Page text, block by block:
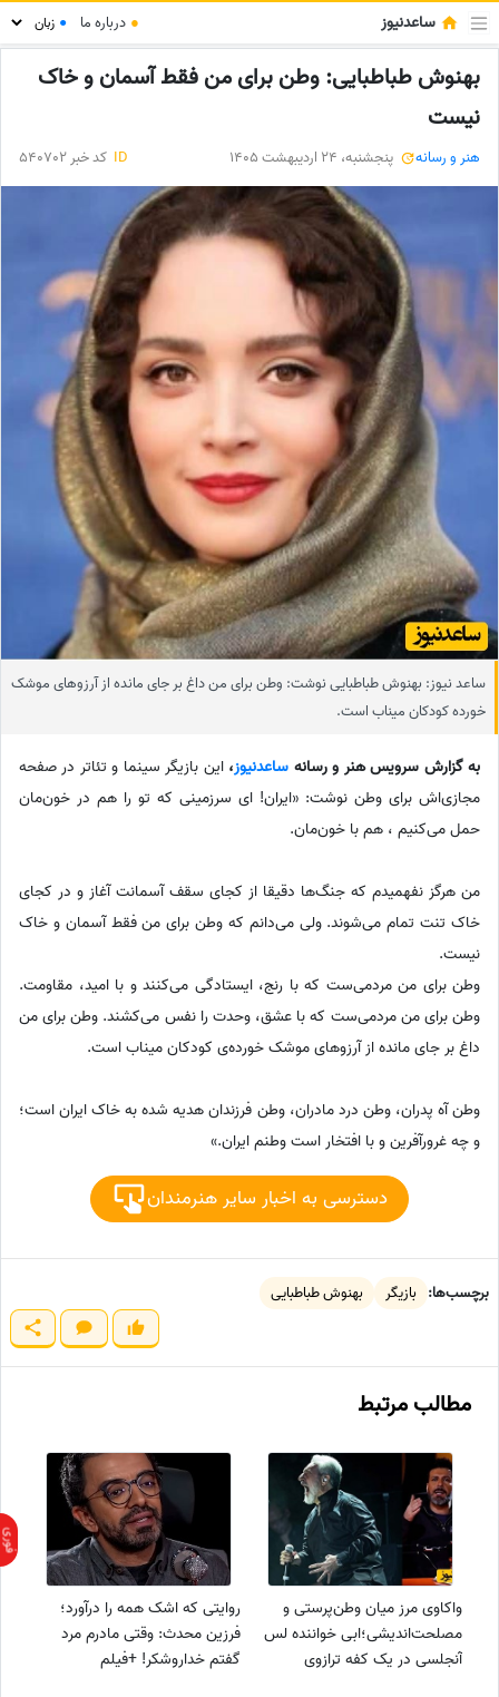
ساعدنیوز ● درباره ما ●
بهنوش طباطبایی: وطن برای من فقط آسمان و خاک
نیست
هنر و رسانه پنجشنبه، 24 اردیبهشت 1405 ID کد خبر 540702
ساعد نیوز: بهنوش طباطبایی نوشت: وطن برای من داغ بر جای مانده از آرزوهای موشک
خورده کودکان میناب است.
به گزارش سرویس هنر و رسانه ساعدنیوز،این بازیگر سینما و تئاتر در صفحه
مجازی‌اش برای وطن نوشت: «ایران!‌ ای سرزمینی که تو را هم در خون‌مان
حمل می‌کنیم ، هم با خون‌مان.
من هرگز نفهمیدم که جنگ‌ها دقیقا از کجای سقف آسمانت آغاز و در کجای
خاک تنت تمام می‌شوند. ولی می‌دانم که وطن برای من فقط آسمان و خاک
نیست.
وطن برای من مردمی‌ست که با رنج، ایستادگی می‌کنند و با امید، مقاومت.
وطن برای من مردمی‌ست که با عشق، وحدت را نفس می‌کشند. وطن برای من
داغ بر جای مانده از آرزوهای موشک خورده‌ی کودکان میناب است.
وطن آه پدران، وطن درد مادران، وطن فرزندان هدیه شده به خاک ایران است؛
و چه غرورآفرین و با افتخار است وطنم ایران.»
دسترسی به اخبار سایر هنرمندان
برچسب‌ها: بازیگر بهنوش طباطبایی
مطالب مرتبط
واکاوی مرز میان وطن‌پرستی و
مصلحت‌اندیشی؛ابی خواننده لس
آنجلسی در یک کفه ترازوی
روایتی که اشک همه را درآورد؛
فرزین محدث: وقتی مادرم مرد
گفتم خداروشکر! +فیلم